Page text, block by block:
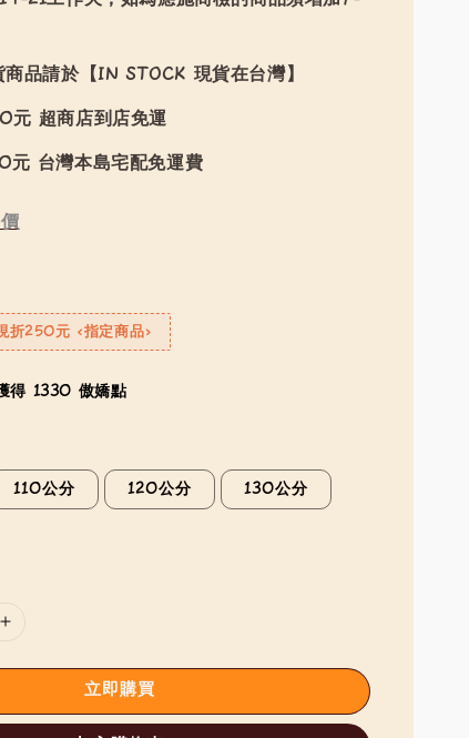
品請於【IN STOCK 現貨在台灣】
元 超商店到店免運
元 台灣本島宅配免運費
250元 <指定商品>
得 1330 傲嬌點
110公分 120公分 130公分
立即購買